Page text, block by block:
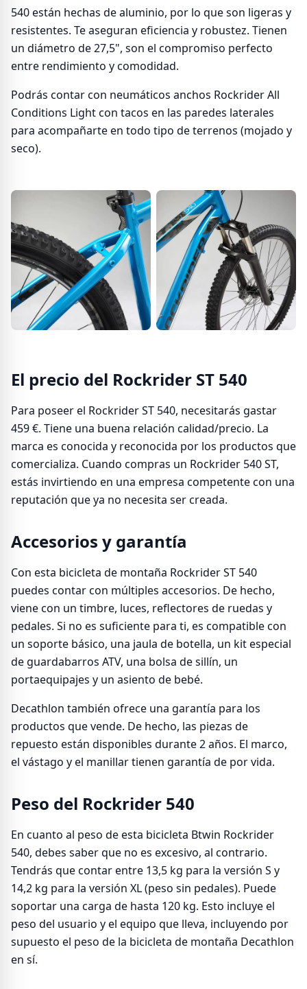
540 están hechas de aluminio, por lo que son ligeras y
resistentes. Te aseguran eficiencia y robustez. Tienen
un diámetro de 27,5", son el compromiso perfecto
entre rendimiento y comodidad.
Podrás contar con neumáticos anchos Rockrider All
Conditions Light con tacos en las paredes laterales
para acompañarte en todo tipo de terrenos (mojado y
seco).
El precio del Rockrider ST 540
Para poseer el Rockrider ST 540, necesitarás gastar
459 €. Tiene una buena relación calidad/precio. La
marca es conocida y reconocida por los productos que
comercializa. Cuando compras un Rockrider 540 ST,
estás invirtiendo en una empresa competente con una
reputación que ya no necesita ser creada.
Accesorios y garantía
Con esta bicicleta de montaña Rockrider ST 540
puedes contar con múltiples accesorios. De hecho,
viene con un timbre, luces, reflectores de ruedas y
pedales. Si no es suficiente para ti, es compatible con
un soporte básico, una jaula de botella, un kit especial
de guardabarros ATV, una bolsa de sillín, un
portaequipajes y un asiento de bebé.
Decathlon también ofrece una garantía para los
productos que vende. De hecho, las piezas de
repuesto están disponibles durante 2 años. El marco,
el vástago y el manillar tienen garantía de por vida.
Peso del Rockrider 540
En cuanto al peso de esta bicicleta Btwin Rockrider
540, debes saber que no es excesivo, al contrario.
Tendrás que contar entre 13,5 kg para la versión S y
14,2 kg para la versión XL (peso sin pedales). Puede
soportar una carga de hasta 120 kg. Esto incluye el
peso del usuario y el equipo que lleva, incluyendo por
supuesto el peso de la bicicleta de montaña Decathlon
en sí.